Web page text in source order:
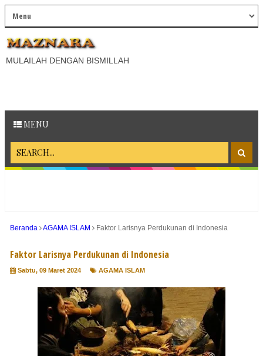
MULAILAH DENGAN BISMILLAH
MENU
Beranda AGAMA ISLAM Faktor Larisnya Perdukunan di Indonesia
Faktor Larisnya Perdukunan di Indonesia
Sabtu, 09 Maret 2024 AGAMA ISLAM